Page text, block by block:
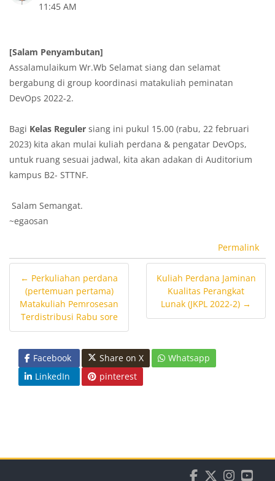
[Salam Penyambutan]
Assalamulaikum Wr.Wb Selamat siang dan selamat
bergabung di group koordinasi matakuliah peminatan
DevOps 2022-2.
Bagi Kelas Reguler siang ini pukul 15.00 (rabu, 22 februari
2023) kita akan mulai kuliah perdana & pengatar DevOps,
untuk ruang sesuai jadwal, kita akan adakan di Auditorium
kampus B2- STTNF.
Salam Semangat.
~egaosan
Permalink
11:45 AM
← Perkuliahan perdana
(pertemuan pertama)
Matakuliah Pemrosesan
Terdistribusi Rabu sore
Kuliah Perdana Jaminan
Kualitas Perangkat
Lunak (JKPL 2022-2) →
Facebook Share on X
Whatsapp
LinkedIn
pinterest